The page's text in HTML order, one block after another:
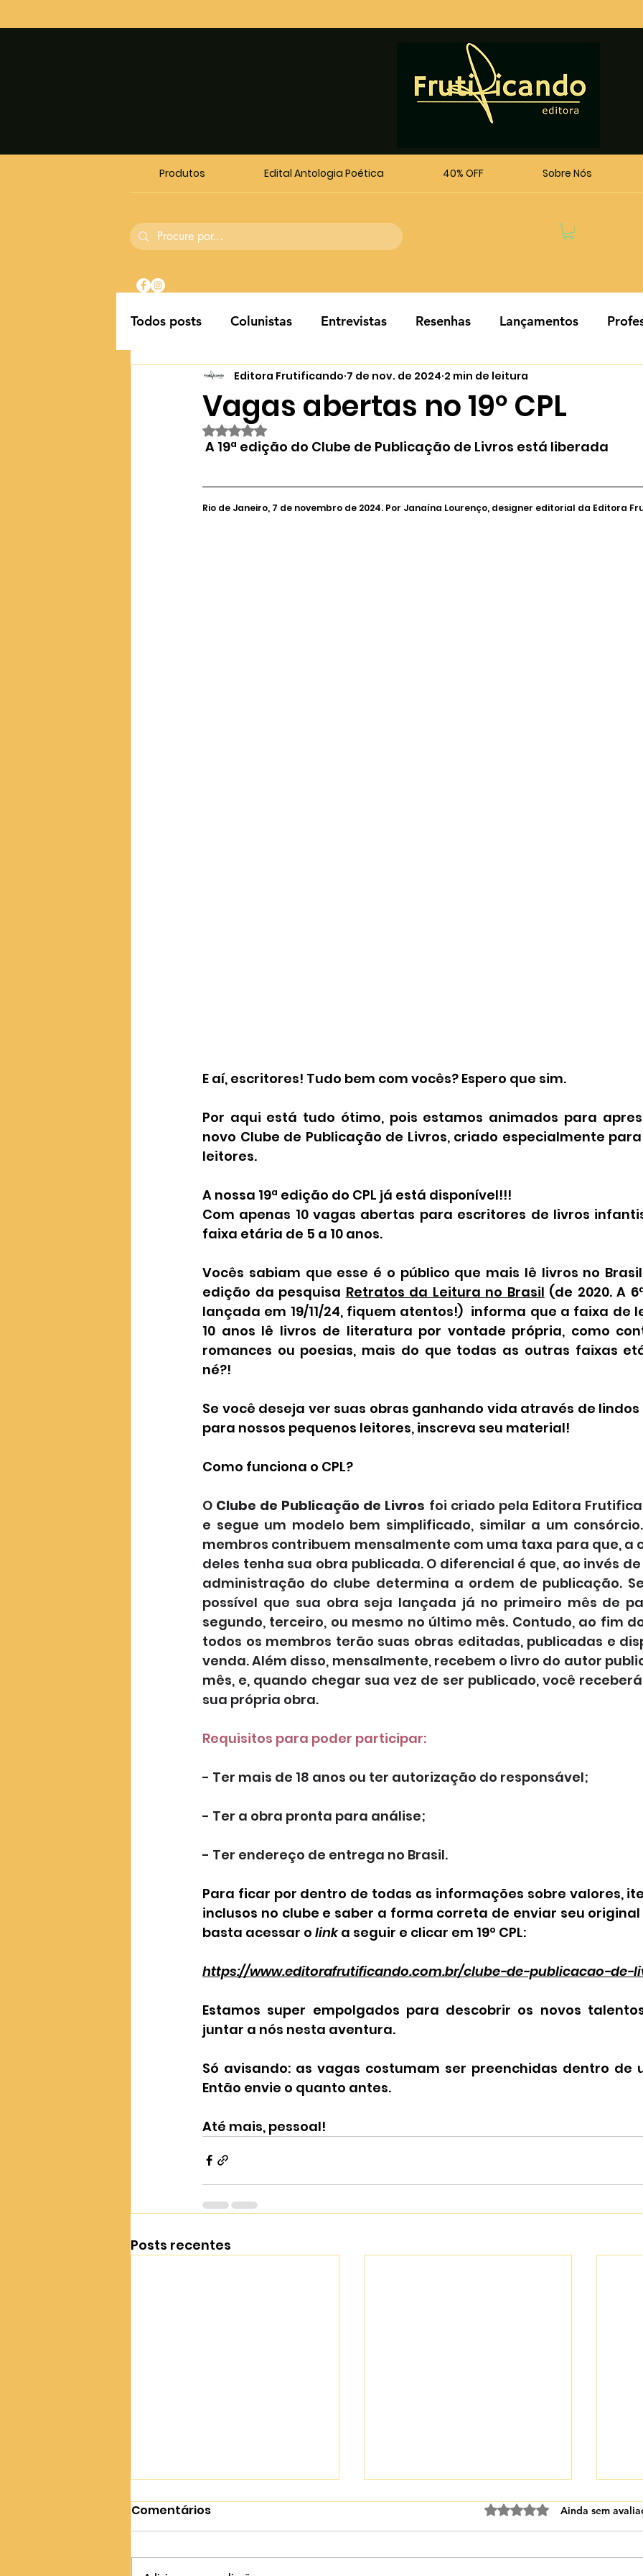
Produtos Edital Antologia Poética 40% OFF Sobre Nós
Todos posts Colunistas Entrevistas Resenhas Lançamentos
Vagas abertas no 19º CPL
Editora Frutificando 7 de nov. de 2024 2 min de leitura
Avaliado com NaN de 5 estrelas.
A 19ª edição do Clube de Publicação de Livros está liberada
Rio de Janeiro, 7 de novembro de 2024. Por Janaína Lourenço, designer editorial da Editora
E aí, escritores! Tudo bem com vocês? Espero que sim.
Por aqui está tudo ótimo, pois estamos animados para
novo Clube de Publicação de Livros, criado especialmente
leitores.
A nossa 19ª edição do CPL já está disponível!!!
Com apenas 10 vagas abertas para escritores de livros
faixa etária de 5 a 10 anos.
Vocês sabiam que esse é o público que mais lê livros no
edição da pesquisa Retratos da Leitura no Brasil (de 2020. A
lançada em 19/11/24, fiquem atentos!)  informa que a faixa de
10 anos lê livros de literatura por vontade própria, como
romances ou poesias, mais do que todas as outras faixas
né?!
Se você deseja ver suas obras ganhando vida através de
para nossos pequenos leitores, inscreva seu material!
Como funciona o CPL?
O Clube de Publicação de Livros foi criado pela Editora
e segue um modelo bem simplificado, similar a um
membros contribuem mensalmente com uma taxa para que, a
deles tenha sua obra publicada. O diferencial é que, ao invés
administração do clube determina a ordem de publicação.
possível que sua obra seja lançada já no primeiro mês de
segundo, terceiro, ou mesmo no último mês. Contudo, ao fim
todos os membros terão suas obras editadas, publicadas e
venda. Além disso, mensalmente, recebem o livro do autor
mês, e, quando chegar sua vez de ser publicado, você
sua própria obra.
Requisitos para poder participar:
- Ter mais de 18 anos ou ter autorização do responsável;
- Ter a obra pronta para análise;
- Ter endereço de entrega no Brasil.
Para ficar por dentro de todas as informações sobre valores,
inclusos no clube e saber a forma correta de enviar seu
basta acessar o link a seguir e clicar em 19º CPL:
https://www.editorafrutificando.com.br/clube-de-publicacao-de-
Estamos super empolgados para descobrir os novos
juntar a nós nesta aventura.
Só avisando: as vagas costumam ser preenchidas dentro de
Então envie o quanto antes.
Até mais, pessoal!
Posts recentes
Comentários Avaliado com 0 de 5
Ainda sem